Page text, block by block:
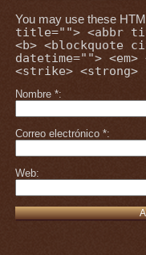
You may use these
title=""> <abbr
<b> <blockquote
datetime="">
<strike> <strong>
Nombre *
Correo electrónico *
Web